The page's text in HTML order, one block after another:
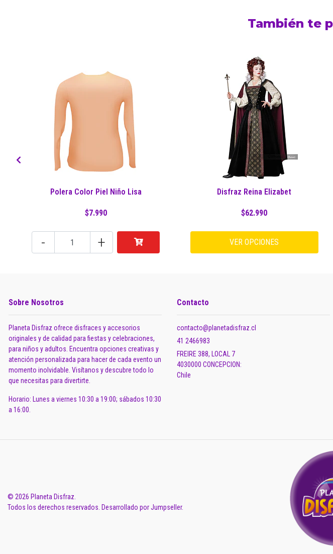
También te
Polera Color Piel Niño Lisa
$7.990
- +
Disfraz Reina Elizabet
$62.990
VER OPCIONES
Sobre Nosotros
Planeta Disfraz ofrece disfraces y accesorios
originales y de calidad para fiestas y celebraciones,
para niños y adultos. Encuentra opciones creativas y
atención personalizada para hacer de cada evento un
momento inolvidable. Visítanos y descubre todo lo
que necesitas para divertirte.
Horario: Lunes a viernes 10:30 a 19:00; sábados 10:30
a 16:00.
Contacto
contacto@planetadisfraz.cl
41 2466983
FREIRE 388, LOCAL 7
4030000 CONCEPCION:
Chile
© 2026 Planeta Disfraz.
Todos los derechos reservados. Desarrollado por Jumpseller.